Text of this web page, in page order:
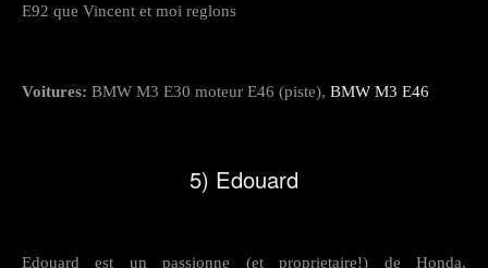
E92 que Vincent et moi reglons
Voitures: BMW M3 E30 moteur E46 (piste), BMW M3 E46
5) Edouard
Edouard est un passionne (et proprietaire!) de Honda,